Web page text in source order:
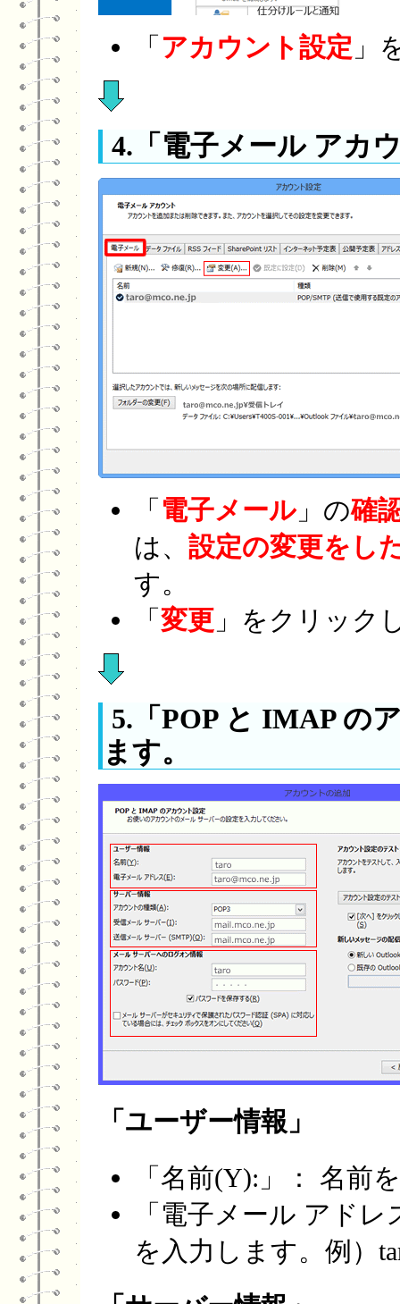
「 アカウント設定 」
4.「電子メール アカ
「 電子メール」の確
は、 設定の変更をし
す。
「 変更 」をクリック
5.「POP と IMAP の
ます。
「ユーザー情報」
「名前(Y):」： 名前
「電子メール アドレ
を入力します。例）